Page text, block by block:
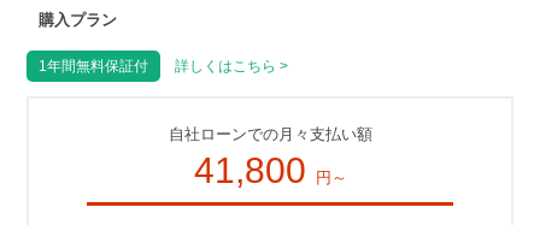
購入プラン
1年間無料保証付 詳しくはこちら >
自社ローンでの月々支払い額
41,800 円～